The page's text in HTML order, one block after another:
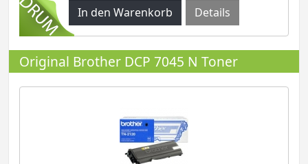
Details
Original Brother DCP 7045 N Toner